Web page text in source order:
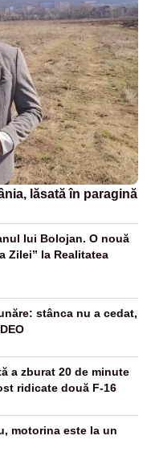
lăsată în paragină
lui Bolojan. O nouă
Zilei” la Realitatea
stânca nu a cedat,
a zburat 20 de minute
ridicate două F-16
motorina este la un